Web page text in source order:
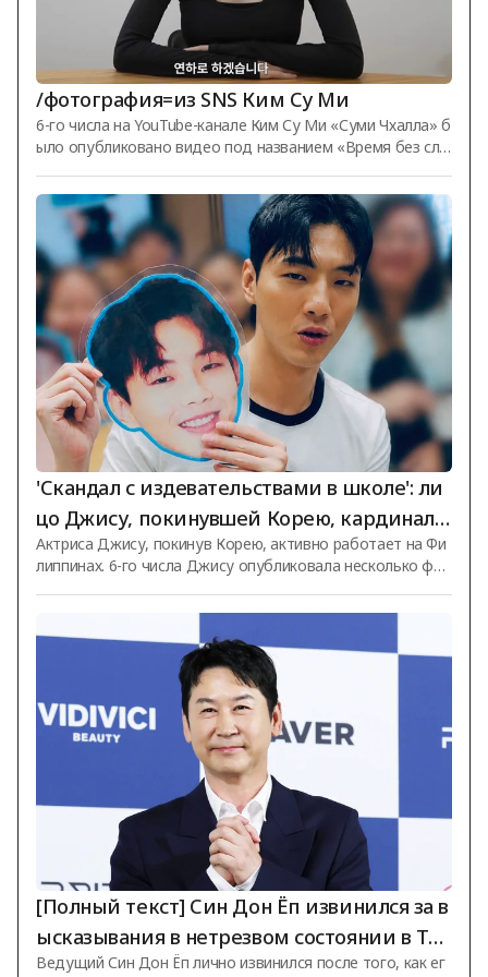
/фотография=из SNS Ким Су Ми
6-го числа на YouTube-канале Ким Су Ми «Суми Чхалла» б
ыло опубликовано видео под названием «Время без сло
тот день Ким Су Ми ответила на множество вопросов п
одписчиков. Она сообщила о своём росте и весе: «Мой р
ост 166 см, сейчас я весю 47 кг. Я немного похудела». Ког
да её спросили о лучших покупках этого года, она ответ
ила: «Это внешний аккумулятор. Тэи слишком много его и
спользовала, и он стал грязным», упомянув при этом сво
ю дочь. /Фото: и
'Скандал с издевательствами в школе': ли
цо Джису, покинувшей Корею, кардиналь
но изменилось.. Запечатлена в филиппинс
ком торговом центре [Star News]
Актриса Джису, покинув Корею, активно работает на Фи
липпинах. 6-го числа Джису опубликовала несколько фот
м центре совместно с брендом одежды, на своей лично
й странице в социальных сетях. На фотографиях Джису,
несмотря на плохую погоду, радостно улыбается и маше
т обеими руками в знак приветствия фанатам, вышедши
м её встретить. Одетая в белую футболку и неброскую т
ёмную джинсовую куртку, она, несмотря на простой и ск
ромный образ, продемонстрировал
[Полный текст] Син Дон Ёп извинился за в
ысказывания в нетрезвом состоянии в Тхэ
ханро: «Недостаточные слова и действия,
Ведущий Син Дон Ёп лично извинился после того, как ег